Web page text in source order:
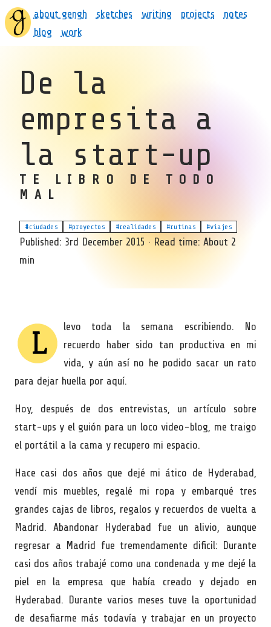
about gengh sketches writing projects
notes
blog
work
De la
empresita a
la start-up
TE LIBRO DE TODO
MAL
#ciudades #proyectos #realidades #rutinas #viajes
Published: 3rd December 2015 · Read time: About 2
min
L
levo toda la semana escribiendo. No
recuerdo haber sido tan productiva en mi
vida, y aún así no he podido sacar un rato
para dejar huella por aquí.
Hoy, después de dos entrevistas, un artículo sobre
start-ups y el guión para un loco video-blog, me traigo
el portátil a la cama y recupero mi espacio.
Hace casi dos años que dejé mi ático de Hyderabad,
vendí mis muebles, regalé mi ropa y embarqué tres
grandes cajas de libros, regalos y recuerdos de vuelta a
Madrid. Abandonar Hyderabad fue un alivio, aunque
regresar a Madrid fue tremendamente dificil: Durante
casi dos años trabajé como una condenada y me dejé la
piel en la empresa que había creado y dejado en
Hyderabad. Durante varios meses tuve la oportunidad
de desafiarme más todavía y trabajar en un proyecto